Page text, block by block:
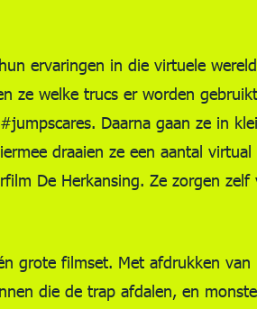
ervaringen in die virtuele
ze welke trucs er worden
Daarna gaan ze in
draaien ze een aantal
De Herkansing. Ze zorgen
grote filmset. Met afdrukken van
die de trap afdalen, en